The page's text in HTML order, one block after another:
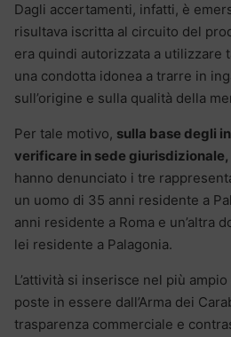
Dagli accertamenti, infatti, è
risultava iscritta al circuito del
era quindi autorizzata a utilizzare
una condotta idonea a trarre in
sull’origine e sulla qualità della
Per tale motivo, sulla base degli
verificare in sede giurisdizionale,
hanno denunciato i tre
un uomo di 35 anni residente a
anni residente a Roma e un’altra
lei residente a Palagonia.
L’attività si inserisce nel più
poste in essere dall’Arma dei
trasparenza commerciale e